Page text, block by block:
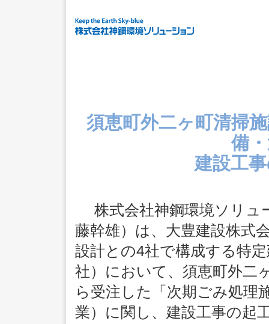
須恵町外二ヶ町清掃
備
建設工
株式会社神鋼環境ソリュ
藤幹雄）は、大豊建設株式
設計との4社で構成する特
社）において、須恵町外二
ら受注した「次期ごみ処理
業）に関し、建設工事の起